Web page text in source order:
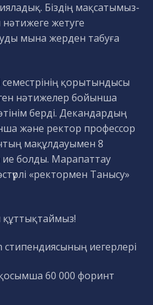
Біздің мақсатымыз-
жетуге
мына жерден табуға
қорытындысы
нәтижелер бойынша
берді. Декандардың
және ректор профессор
мақұлдауымен 8
ие болды. Марапаттау
«ректормен Танысу»
иегерлері
60 000 форинт